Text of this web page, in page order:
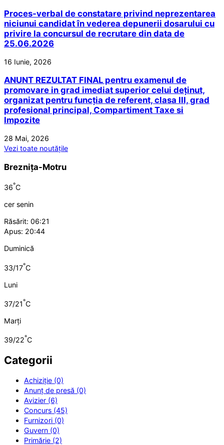
Proces-verbal de constatare privind neprezentarea
niciunui candidat în vederea depunerii dosarului cu
privire la concursul de recrutare din data de
25.06.2026
16 Iunie, 2026
ANUNT REZULTAT FINAL pentru examenul de
promovare in grad imediat superior celui deținut,
organizat pentru funcția de referent, clasa III, grad
profesional principal, Compartiment Taxe si
Impozite
28 Mai, 2026
Vezi toate noutățile
Breznița-Motru
36°C
cer senin
Răsărit: 06:21
Apus: 20:44
Duminică
33/17°C
Luni
37/21°C
Marți
39/22°C
Categorii
Achiziție (0)
Anunț de presă (0)
Avizier (6)
Concurs (45)
Furnizori (0)
Guvern (0)
Primărie (2)